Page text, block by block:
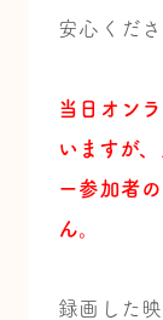
安心くだ
当日オン
いますが、
ー参加者
ん。
録画した